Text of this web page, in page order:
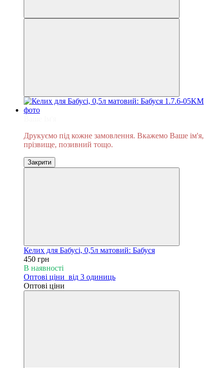
Друкуємо під кожне замовлення. Вкажемо Ваше ім'я,
прізвище, позивний тощо.
Закрити
Келих для Бабусі, 0,5л матовий: Бабуся
450 грн
В наявності
Оптові ціни від 3 одиниць
Оптові ціни